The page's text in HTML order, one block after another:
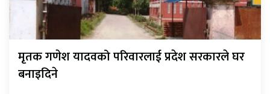
मृतक गणेश यादवको परिवारलाई प्रदेश सरकारले घर
बनाइदिने